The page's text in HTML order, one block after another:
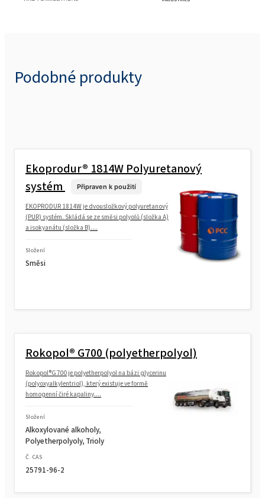
Podobné produkty
Ekoprodur® 1814W Polyuretanový
systém
Připraven k použití
EKOPRODUR 1814W je dvousložkový polyuretanový
(PUR) systém. Skládá se ze směsi polyolů (složka A)
a isokyanátu (složka B)....
Složení
Směsi
Rokopol® G700 (polyetherpolyol)
Rokopol®G700 je polyetherpolyol na bázi glycerinu
(polyoxyalkylentriol), který existuje ve formě
homogenní čiré kapaliny....
Složení
Alkoxylované alkoholy,
Polyetherpolyoly, Trioly
Č. CAS
25791-96-2